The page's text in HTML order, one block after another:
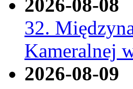
2026-08-08
32.
Kameralnej
2026-08-09